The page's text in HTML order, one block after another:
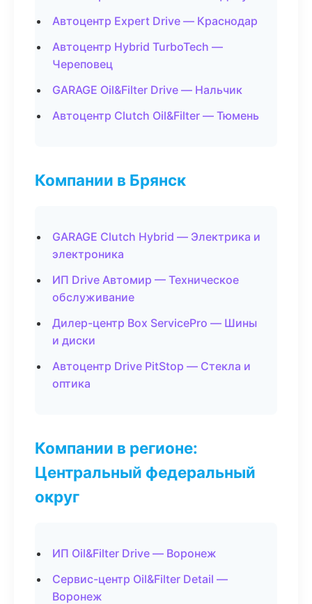
Автоцентр Expert Drive — Краснодар
Автоцентр Hybrid TurboTech —
Череповец
GARAGE Oil&Filter Drive — Нальчик
Автоцентр Clutch Oil&Filter — Тюмень
Компании в Брянск
GARAGE Clutch Hybrid — Электрика и
электроника
ИП Drive Автомир — Техническое
обслуживание
Дилер-центр Box ServicePro — Шины
и диски
Автоцентр Drive PitStop — Стекла и
оптика
Компании в регионе:
Центральный федеральный
округ
ИП Oil&Filter Drive — Воронеж
Сервис-центр Oil&Filter Detail —
Воронеж